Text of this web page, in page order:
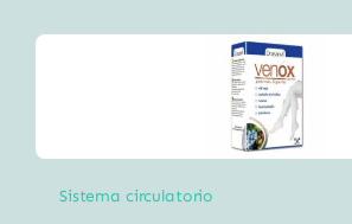
era:
es:
32,15 €.
Sistema circulatorio